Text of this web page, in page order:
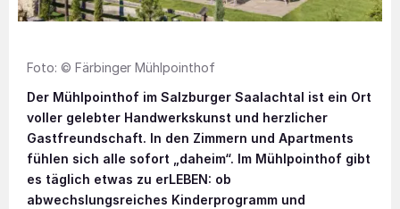
Foto: © Färbinger Mühlpointhof
Der Mühlpointhof im Salzburger Saalachtal ist ein Ort
voller gelebter Handwerkskunst und herzlicher
Gastfreundschaft. In den Zimmern und Apartments
fühlen sich alle sofort „daheim“. Im Mühlpointhof gibt
es täglich etwas zu erLEBEN: ob
abwechslungsreiches Kinderprogramm und